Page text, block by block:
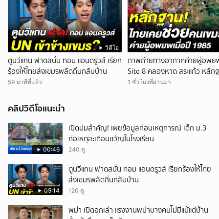
วิดีโอ
ตูนวีแกน ฟาดสนั่น ทอม แอนดรูวส์ เรียก
ร้องให้ไทยส่งเขมรพลัดถิ่นกลับบ้าน
59 นาทีที่แล้ว
ภาพถ่ายทางอากาศค่ายผู้อพย
Site 8 คลองหาด สระแก้ว หลัก
ประเทศไทยเคยช่วยคนเขมร
1 ชั่วโมงที่ผ่านมา
คลิปวิดีโอแนะนำ
00:46
เปิดปมสำคัญ! เผยข้อมูลก่อนเหตุการณ์ เด็ก ม.3
ก่อเหตุสะเทือนขวัญในโรงเรียน
240 ดู
05:14
ตูนวีแกน ฟาดสนั่น ทอม แอนดรูวส์ เรียกร้องให้ไทย
ส่งเขมรพลัดถิ่นกลับบ้าน
120 ดู
พม่า เปิดอกเล่า แรงงานพม่าบางคนไม่มีแม้แต่บ้าน